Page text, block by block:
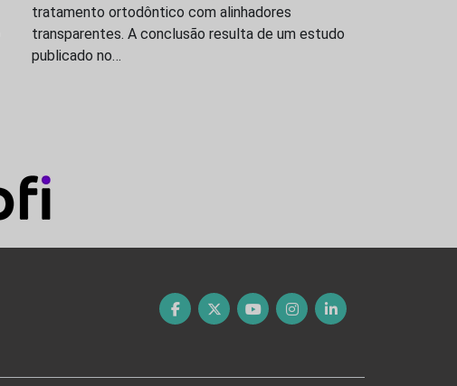
tratamento ortodôntico com alinhadores
transparentes. A conclusão resulta de um estudo
publicado no…